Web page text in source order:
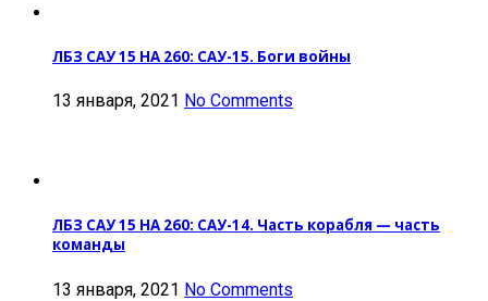
ЛБЗ САУ 15 НА 260: САУ-15. Боги войны
13 января, 2021 No Comments
ЛБЗ САУ 15 НА 260: САУ-14. Часть корабля — часть
команды
13 января, 2021 No Comments